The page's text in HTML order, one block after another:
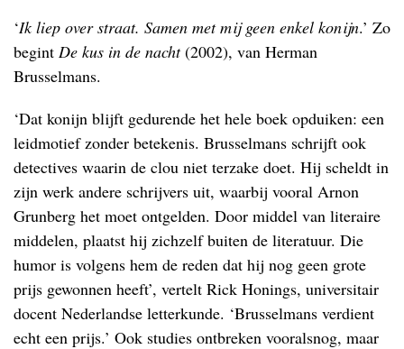
‘Ik liep over straat. Samen met mij geen enkel konijn.’ Zo
begint De kus in de nacht(2002), van Herman
Brusselmans.
‘Dat konijn blijft gedurende het hele boek opduiken: een
leidmotief zonder betekenis. Brusselmans schrijft ook
detectives waarin de clou niet terzake doet. Hij scheldt in
zijn werk andere schrijvers uit, waarbij vooral Arnon
Grunberg het moet ontgelden. Door middel van literaire
middelen, plaatst hij zichzelf buiten de literatuur. Die
humor is volgens hem de reden dat hij nog geen grote
prijs gewonnen heeft’, vertelt Rick Honings, universitair
docent Nederlandse letterkunde. ‘Brusselmans verdient
echt een prijs.’ Ook studies ontbreken vooralsnog, maar